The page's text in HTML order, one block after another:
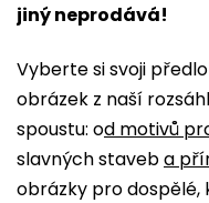
jiný neprodává!
Vyberte si svoji
obrázek z naší
spoustu: od motivů
slavných staveba
obrázky pro